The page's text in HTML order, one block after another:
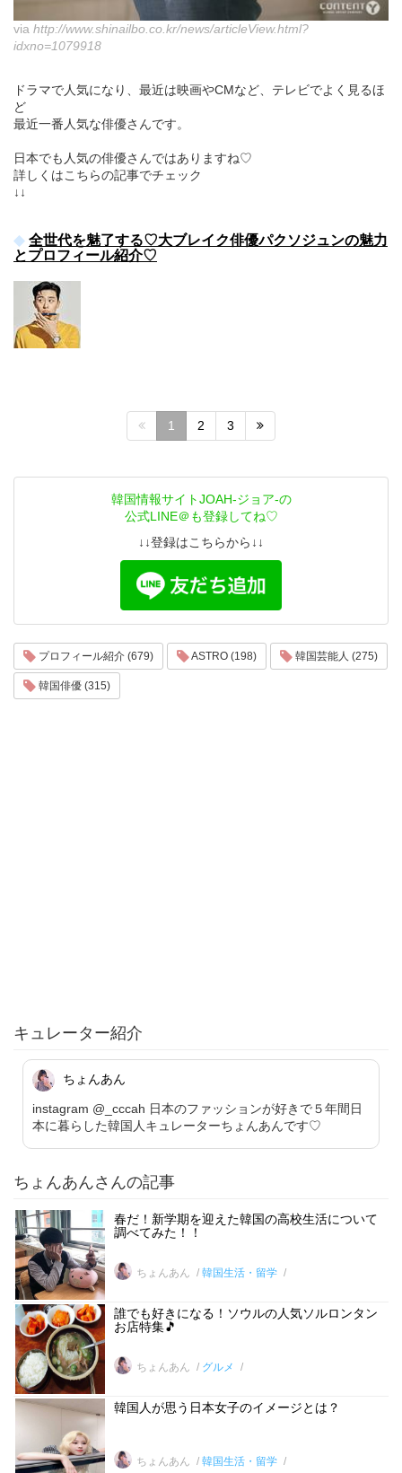
via http://www.shinailbo.co.kr/news/articleView.html?
idxno=1079918
ドラマで人気になり、最近は映画やCMなど、テレビでよく見るほ
ど
最近一番人気な俳優さんです。
日本でも人気の俳優さんではありますね♡
詳しくはこちらの記事でチェック
↓↓
全世代を魅了する♡大ブレイク俳優パクソジュンの魅力
とプロフィール紹介♡
1 2 3
韓国情報サイトJOAH-ジョア-の
公式LINE＠も登録してね♡
↓↓登録はこちらから↓↓
プロフィール紹介 (679) ASTRO (198) 韓国芸能人 (275)
韓国俳優 (315)
キュレーター紹介
ちょんあん
instagram @_cccah 日本のファッションが好きで５年間日
本に暮らした韓国人キュレーターちょんあんです♡
ちょんあんさんの記事
春だ！新学期を迎えた韓国の高校生活について
調べてみた！！
ちょんあん 韓国生活・留学
誰でも好きになる！ソウルの人気ソルロンタン
お店特集🎵
ちょんあん グルメ
韓国人が思う日本女子のイメージとは？
ちょんあん 韓国生活・留学